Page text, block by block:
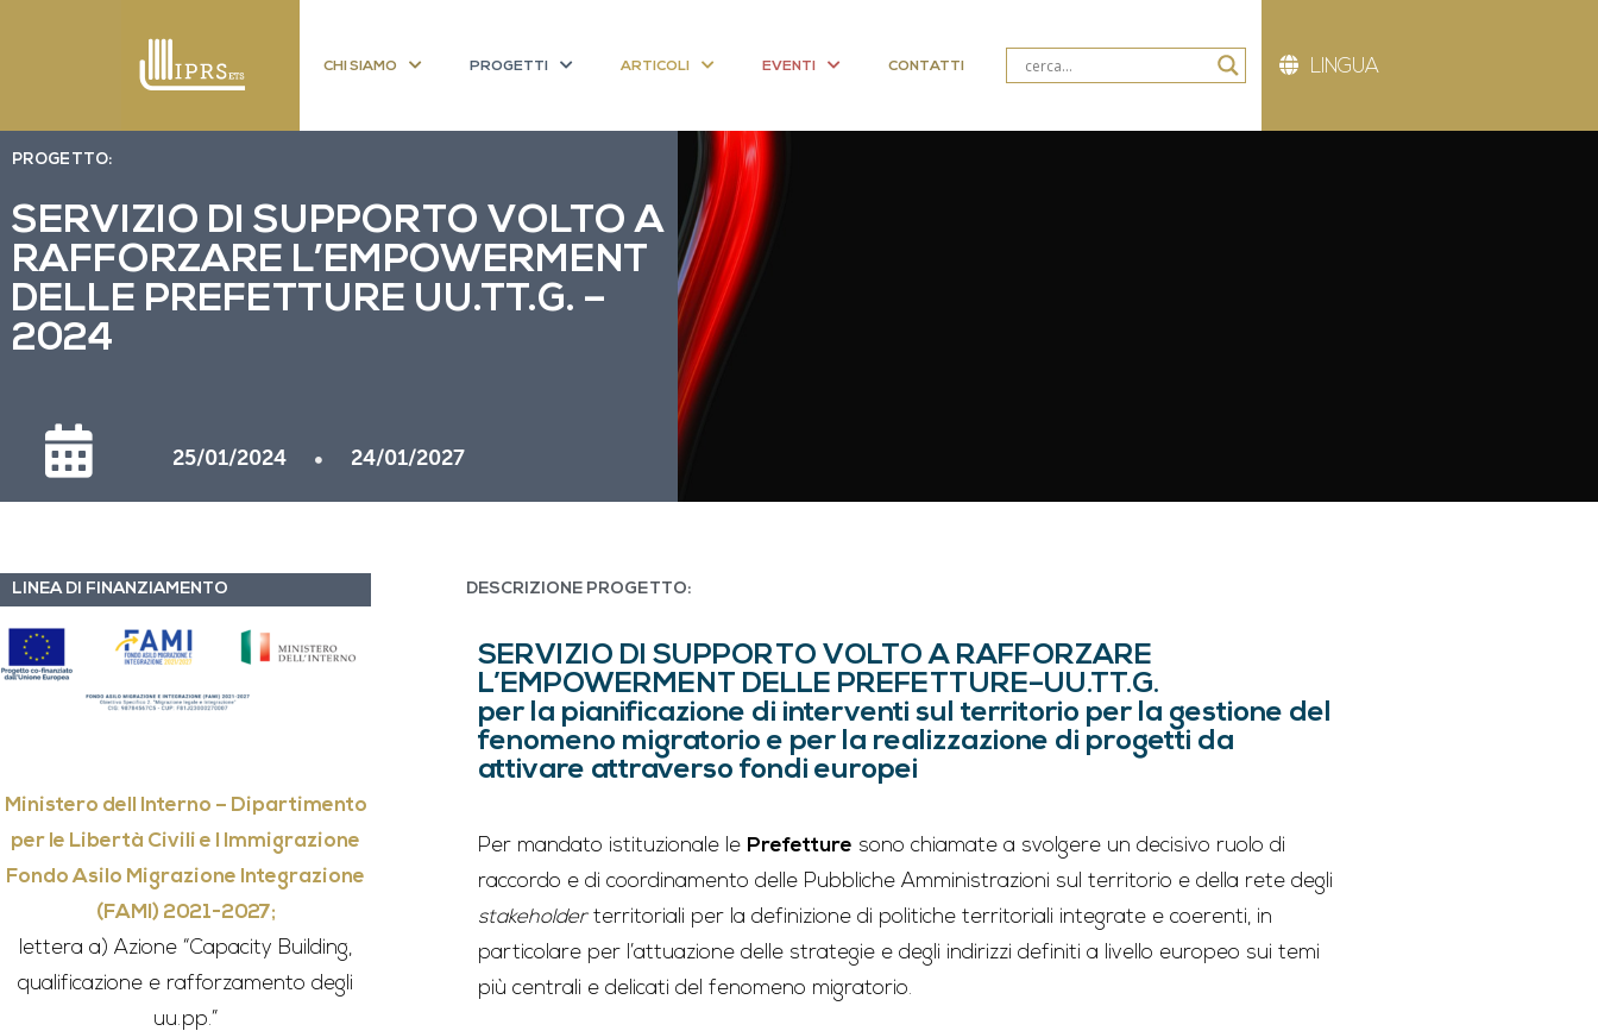
CHI SIAMO PROGETTI ARTICOLI EVENTI CONTATTI
PROGETTO:
SERVIZIO DI SUPPORTO VOLTO A
RAFFORZARE L’EMPOWERMENT
DELLE PREFETTURE UU.TT.G. –
2024
25/01/2024 24/01/2027
LINEA DI FINANZIAMENTO
Ministero dell Interno – Dipartimento
per le Libertà Civili e l Immigrazione
Fondo Asilo Migrazione Integrazione
(FAMI) 2021-2027;
lettera a) Azione “Capacity Building,
qualificazione e rafforzamento degli
uu.pp.”
DESCRIZIONE PROGETTO:
SERVIZIO DI SUPPORTO VOLTO A RAFFORZARE
L’EMPOWERMENT DELLE PREFETTURE–UU.TT.G.
per la pianificazione di interventi sul territorio per la gestione del
fenomeno migratorio e per la realizzazione di progetti da
attivare attraverso fondi europei
Per mandato istituzionale le Prefetture sono chiamate a svolgere un decisivo ruolo di
raccordo e di coordinamento delle Pubbliche Amministrazioni sul territorio e della rete degli
stakeholderterritoriali per la definizione di politiche territoriali integrate e coerenti, in
particolare per l’attuazione delle strategie e degli indirizzi definiti a livello europeo sui temi
più centrali e delicati del fenomeno migratorio.